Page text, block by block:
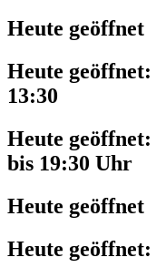
Heute geöffnet
Heute geöffnet:
13:30
Heute geöffnet:
bis 19:30 Uhr
Heute geöffnet
Heute geöffnet: